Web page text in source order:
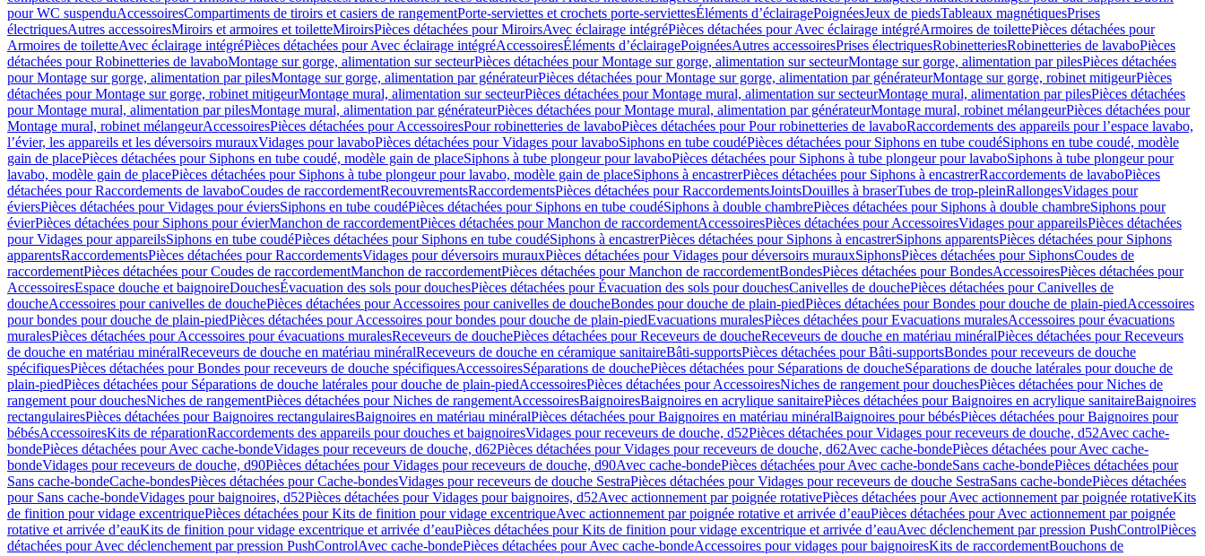
pour WC suspenduAccessoiresCompartiments de tiroirs et casiers de rangementPorte-serviettes et crochets porte-serviettesÉléments d’éclairagePoignéesJeux de piedsTableaux magnétiquesPrises
électriquesAutres accessoiresMiroirs et armoires et toiletteMiroirsPièces détachées pour MiroirsAvec éclairage intégréPièces détachées pour Avec éclairage intégréArmoires de toilettePièces détachées pour
Armoires de toiletteAvec éclairage intégréPièces détachées pour Avec éclairage intégréAccessoiresÉléments d’éclairagePoignéesAutres accessoiresPrises électriquesRobinetteriesRobinetteries de lavaboPièces
détachées pour Robinetteries de lavaboMontage sur gorge, alimentation sur secteurPièces détachées pour Montage sur gorge, alimentation sur secteurMontage sur gorge, alimentation par pilesPièces détachées
pour Montage sur gorge, alimentation par pilesMontage sur gorge, alimentation par générateurPièces détachées pour Montage sur gorge, alimentation par générateurMontage sur gorge, robinet mitigeurPièces
détachées pour Montage sur gorge, robinet mitigeurMontage mural, alimentation sur secteurPièces détachées pour Montage mural, alimentation sur secteurMontage mural, alimentation par pilesPièces détachées
pour Montage mural, alimentation par pilesMontage mural, alimentation par générateurPièces détachées pour Montage mural, alimentation par générateurMontage mural, robinet mélangeurPièces détachées pour
Montage mural, robinet mélangeurAccessoiresPièces détachées pour AccessoiresPour robinetteries de lavaboPièces détachées pour Pour robinetteries de lavaboRaccordements des appareils pour l’espace lavabo,
l’évier, les appareils et les déversoirs murauxVidages pour lavaboPièces détachées pour Vidages pour lavaboSiphons en tube coudéPièces détachées pour Siphons en tube coudéSiphons en tube coudé, modèle
gain de placePièces détachées pour Siphons en tube coudé, modèle gain de placeSiphons à tube plongeur pour lavaboPièces détachées pour Siphons à tube plongeur pour lavaboSiphons à tube plongeur pour
lavabo, modèle gain de placePièces détachées pour Siphons à tube plongeur pour lavabo, modèle gain de placeSiphons à encastrerPièces détachées pour Siphons à encastrerRaccordements de lavaboPièces
détachées pour Raccordements de lavaboCoudes de raccordementRecouvrementsRaccordementsPièces détachées pour RaccordementsJointsDouilles à braserTubes de trop-pleinRallongesVidages pour
éviersPièces détachées pour Vidages pour éviersSiphons en tube coudéPièces détachées pour Siphons en tube coudéSiphons à double chambrePièces détachées pour Siphons à double chambreSiphons pour
évierPièces détachées pour Siphons pour évierManchon de raccordementPièces détachées pour Manchon de raccordementAccessoiresPièces détachées pour AccessoiresVidages pour appareilsPièces détachées
pour Vidages pour appareilsSiphons en tube coudéPièces détachées pour Siphons en tube coudéSiphons à encastrerPièces détachées pour Siphons à encastrerSiphons apparentsPièces détachées pour Siphons
apparentsRaccordementsPièces détachées pour RaccordementsVidages pour déversoirs murauxPièces détachées pour Vidages pour déversoirs murauxSiphonsPièces détachées pour SiphonsCoudes de
raccordementPièces détachées pour Coudes de raccordementManchon de raccordementPièces détachées pour Manchon de raccordementBondesPièces détachées pour BondesAccessoiresPièces détachées pour
AccessoiresEspace douche et baignoireDouchesÉvacuation des sols pour douchesPièces détachées pour Évacuation des sols pour douchesCanivelles de douchePièces détachées pour Canivelles de
doucheAccessoires pour canivelles de douchePièces détachées pour Accessoires pour canivelles de doucheBondes pour douche de plain-piedPièces détachées pour Bondes pour douche de plain-piedAccessoires
pour bondes pour douche de plain-piedPièces détachées pour Accessoires pour bondes pour douche de plain-piedEvacuations muralesPièces détachées pour Evacuations muralesAccessoires pour évacuations
muralesPièces détachées pour Accessoires pour évacuations muralesReceveurs de douchePièces détachées pour Receveurs de doucheReceveurs de douche en matériau minéralPièces détachées pour Receveurs
de douche en matériau minéralReceveurs de douche en matériau minéralReceveurs de douche en céramique sanitaireBâti-supportsPièces détachées pour Bâti-supportsBondes pour receveurs de douche
spécifiquesPièces détachées pour Bondes pour receveurs de douche spécifiquesAccessoiresSéparations de douchePièces détachées pour Séparations de doucheSéparations de douche latérales pour douche de
plain-piedPièces détachées pour Séparations de douche latérales pour douche de plain-piedAccessoiresPièces détachées pour AccessoiresNiches de rangement pour douchesPièces détachées pour Niches de
rangement pour douchesNiches de rangementPièces détachées pour Niches de rangementAccessoiresBaignoiresBaignoires en acrylique sanitairePièces détachées pour Baignoires en acrylique sanitaireBaignoires
rectangulairesPièces détachées pour Baignoires rectangulairesBaignoires en matériau minéralPièces détachées pour Baignoires en matériau minéralBaignoires pour bébésPièces détachées pour Baignoires pour
bébésAccessoiresKits de réparationRaccordements des appareils pour douches et baignoiresVidages pour receveurs de douche, d52Pièces détachées pour Vidages pour receveurs de douche, d52Avec cache-
bondePièces détachées pour Avec cache-bondeVidages pour receveurs de douche, d62Pièces détachées pour Vidages pour receveurs de douche, d62Avec cache-bondePièces détachées pour Avec cache-
bondeVidages pour receveurs de douche, d90Pièces détachées pour Vidages pour receveurs de douche, d90Avec cache-bondePièces détachées pour Avec cache-bondeSans cache-bondePièces détachées pour
Sans cache-bondeCache-bondesPièces détachées pour Cache-bondesVidages pour receveurs de douche SestraPièces détachées pour Vidages pour receveurs de douche SestraSans cache-bondePièces détachées
pour Sans cache-bondeVidages pour baignoires, d52Pièces détachées pour Vidages pour baignoires, d52Avec actionnement par poignée rotativePièces détachées pour Avec actionnement par poignée rotativeKits
de finition pour vidage excentriquePièces détachées pour Kits de finition pour vidage excentriqueAvec actionnement par poignée rotative et arrivée d’eauPièces détachées pour Avec actionnement par poignée
rotative et arrivée d’eauKits de finition pour vidage excentrique et arrivée d’eauPièces détachées pour Kits de finition pour vidage excentrique et arrivée d’eauAvec déclenchement par pression PushControlPièces
détachées pour Avec déclenchement par pression PushControlAvec cache-bondePièces détachées pour Avec cache-bondeAccessoires pour vidages pour baignoiresKits de raccordementBouchons de